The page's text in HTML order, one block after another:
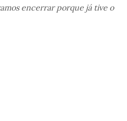
encerrar porque já tive o